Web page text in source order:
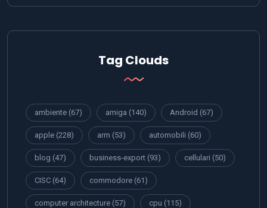
Tag Clouds
ambiente (67) amiga (140) Android (67)
apple (228) arm (53) automobili (60)
blog (47) business-export (93) cellulari (50)
CISC (64) commodore (61)
computer architecture (57) cpu (115)